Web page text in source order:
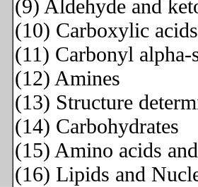
(9) Aldehyde and
(10) Carboxylic
(11) Carbonyl alpha-
(12) Amines
(13) Structure
(14) Carbohydrates
(15) Amino acids
(16) Lipids and